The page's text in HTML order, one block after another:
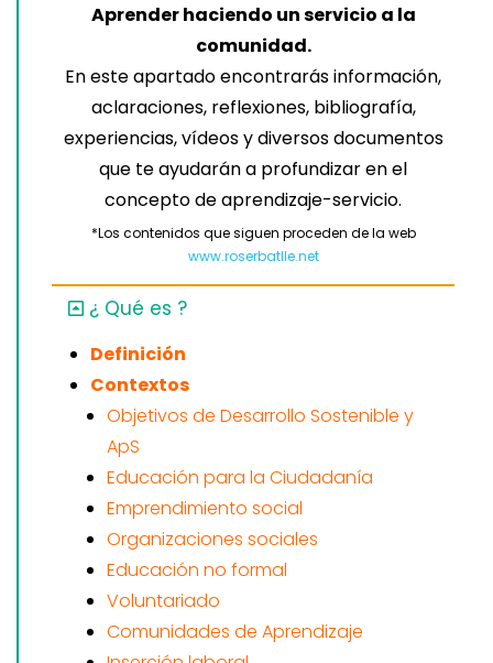
Aprender haciendo un servicio a la
comunidad.
En este apartado encontrarás información,
aclaraciones, reflexiones, bibliografía,
experiencias, vídeos y diversos documentos
que te ayudarán a profundizar en el
concepto de aprendizaje-servicio.
*Los contenidos que siguen proceden de la web
www.roserbatlle.net
¿ Qué es ?
Definición
Contextos
Objetivos de Desarrollo Sostenible y
ApS
Educación para la Ciudadanía
Emprendimiento social
Organizaciones sociales
Educación no formal
Voluntariado
Comunidades de Aprendizaje